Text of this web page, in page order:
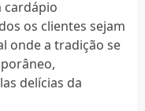
cardápio
os clientes sejam
onde a tradição se
delícias da